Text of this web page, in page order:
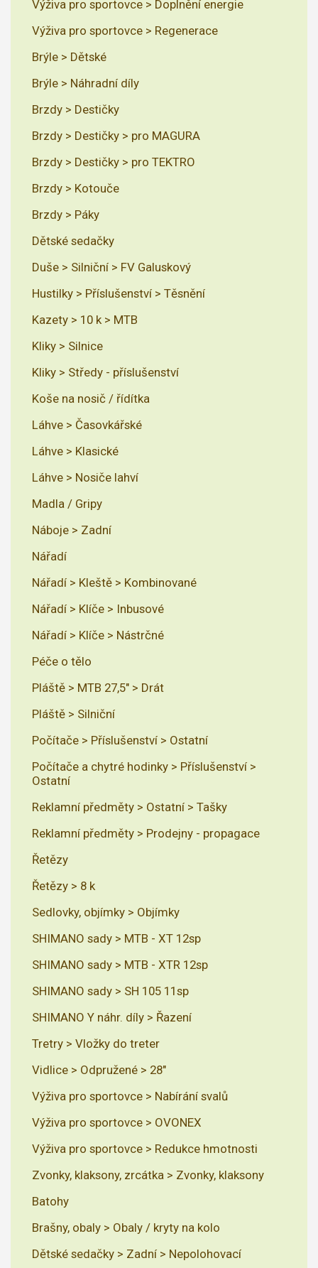
Výživa pro sportovce > Doplnění energie
Výživa pro sportovce > Regenerace
Brýle > Dětské
Brýle > Náhradní díly
Brzdy > Destičky
Brzdy > Destičky > pro MAGURA
Brzdy > Destičky > pro TEKTRO
Brzdy > Kotouče
Brzdy > Páky
Dětské sedačky
Duše > Silniční > FV Galuskový
Hustilky > Příslušenství > Těsnění
Kazety > 10 k > MTB
Kliky > Silnice
Kliky > Středy - příslušenství
Koše na nosič / řídítka
Láhve > Časovkářské
Láhve > Klasické
Láhve > Nosiče lahví
Madla / Gripy
Náboje > Zadní
Nářadí
Nářadí > Kleště > Kombinované
Nářadí > Klíče > Inbusové
Nářadí > Klíče > Nástrčné
Péče o tělo
Pláště > MTB 27,5" > Drát
Pláště > Silniční
Počítače > Příslušenství > Ostatní
Počítače a chytré hodinky > Příslušenství >
Ostatní
Reklamní předměty > Ostatní > Tašky
Reklamní předměty > Prodejny - propagace
Řetězy
Řetězy > 8 k
Sedlovky, objímky > Objímky
SHIMANO sady > MTB - XT 12sp
SHIMANO sady > MTB - XTR 12sp
SHIMANO sady > SH 105 11sp
SHIMANO Y náhr. díly > Řazení
Tretry > Vložky do treter
Vidlice > Odpružené > 28"
Výživa pro sportovce > Nabírání svalů
Výživa pro sportovce > OVONEX
Výživa pro sportovce > Redukce hmotnosti
Zvonky, klaksony, zrcátka > Zvonky, klaksony
Batohy
Brašny, obaly > Obaly / kryty na kolo
Dětské sedačky > Zadní > Nepolohovací